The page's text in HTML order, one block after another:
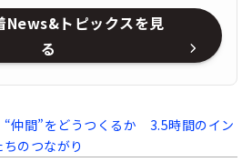
News&トピックスを見
る
“仲間”をどうつくるか 3.5時間のイン
のつながり